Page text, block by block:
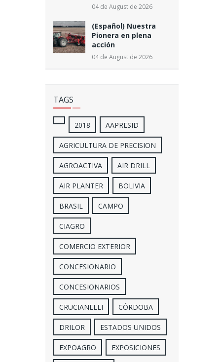
04 de August de 2026
(Español) Nuestra
Pionera en plena
acción
04 de August de 2026
TAGS
2018 AAPRESID
AGRICULTURA DE PRECISION
AGROACTIVA AIR DRILL
AIR PLANTER BOLIVIA
BRASIL CAMPO
CIAGRO
COMERCIO EXTERIOR
CONCESIONARIO
CONCESIONARIOS
CRUCIANELLI CÓRDOBA
DRILOR ESTADOS UNIDOS
EXPOAGRO EXPOSICIONES